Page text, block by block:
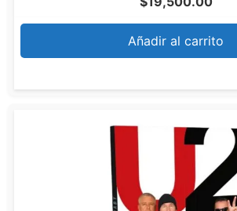
Añadir al carrito